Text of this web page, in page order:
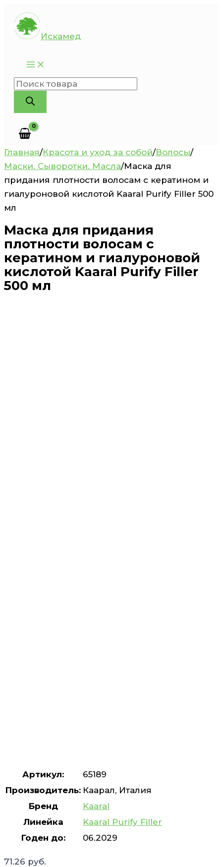
Перейти
содержимому
Искамед
Поиск
товаров
Главная/Красота и уход за собой/Волосы/
Маски. Сыворотки. Масла/Маска для
придания плотности волосам с кератином и
гиалуроновой кислотой Kaaral Purify Filler 500
мл
Маска для придания
плотности волосам с
кератином и гиалуроновой
кислотой Kaaral Purify Filler
500 мл
Артикул:
65189
Производитель: Каарал, Италия
Бренд
Kaaral
Линейка
Kaaral Purify Filler
Годен до:
06.2029
71.26 руб.